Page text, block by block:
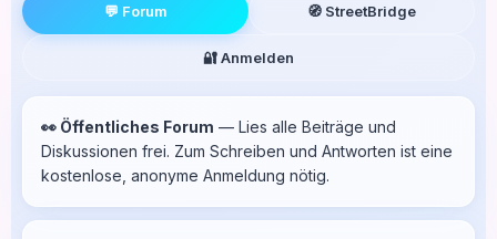
💬 Forum 🧭 StreetBridge
🔐 Anmelden
👀 Öffentliches Forum — Lies alle Beiträge und
Diskussionen frei. Zum Schreiben und Antworten ist eine
kostenlose, anonyme Anmeldung nötig.